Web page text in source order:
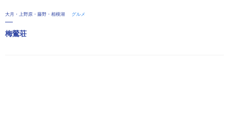
大月・上野原・藤野・相模湖 グルメ
梅鶯荘